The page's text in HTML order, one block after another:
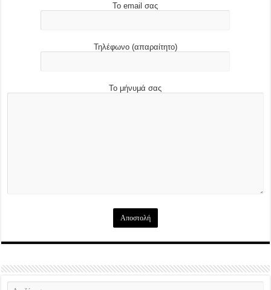
Το email σας
Τηλέφωνο (απαραίτητο)
Το μήνυμά σας